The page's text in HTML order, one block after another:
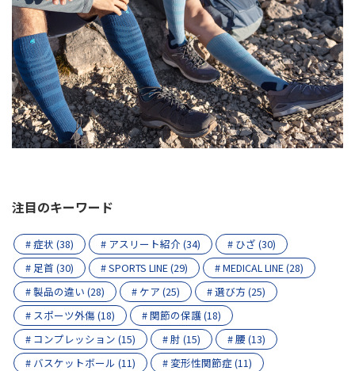
注目のキーワード
# 症状 (38) # アスリート紹介 (34)
# ひざ (30)
# 足首 (30)
# SPORTS LINE (29)
# MEDICAL LINE (28)
# 製品の違い (28)
# ケア (25)
# 選び方 (25)
# スポーツ外傷 (18)
# 関節の保護 (18)
# コンプレッション (15)
# 肘 (15)
# 腰 (13)
# バスケットボール (11)
# 変形性関節症 (11)